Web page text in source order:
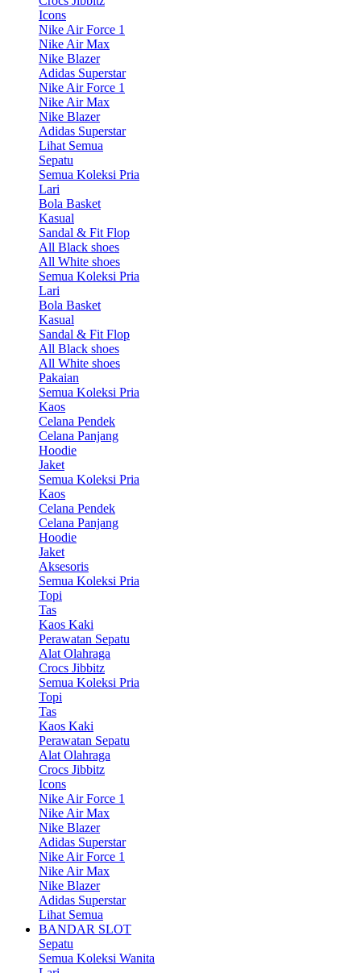
Icons
Nike Air Force 1
Nike Air Max
Nike Blazer
Adidas Superstar
Nike Air Force 1
Nike Air Max
Nike Blazer
Adidas Superstar
Lihat Semua
Sepatu
Semua Koleksi Pria
Lari
Bola Basket
Kasual
Sandal & Fit Flop
All Black shoes
All White shoes
Semua Koleksi Pria
Lari
Bola Basket
Kasual
Sandal & Fit Flop
All Black shoes
All White shoes
Pakaian
Semua Koleksi Pria
Kaos
Celana Pendek
Celana Panjang
Hoodie
Jaket
Semua Koleksi Pria
Kaos
Celana Pendek
Celana Panjang
Hoodie
Jaket
Aksesoris
Semua Koleksi Pria
Topi
Tas
Kaos Kaki
Perawatan Sepatu
Alat Olahraga
Crocs Jibbitz
Semua Koleksi Pria
Topi
Tas
Kaos Kaki
Perawatan Sepatu
Alat Olahraga
Crocs Jibbitz
Icons
Nike Air Force 1
Nike Air Max
Nike Blazer
Adidas Superstar
Nike Air Force 1
Nike Air Max
Nike Blazer
Adidas Superstar
Lihat Semua
BANDAR SLOT
Sepatu
Semua Koleksi Wanita